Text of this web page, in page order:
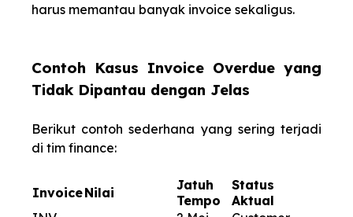
harus memantau banyak invoice sekaligus.
Contoh Kasus Invoice Overdue yang
Tidak Dipantau dengan Jelas
Berikut contoh sederhana yang sering terjadi
di tim finance:
InvoiceNilai
Jatuh
Tempo
Status
Aktual